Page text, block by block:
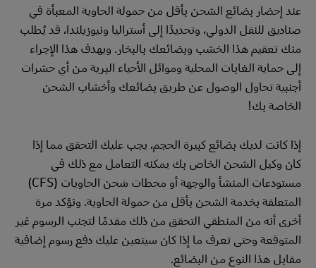
عند إحضار بضائع الشحن بأقل من حمولة الحاوية المعبأة في
صناديق للنقل الدولي، وتحديدًا إلى أستراليا ونيوزيلندا، قد يُطلب
منك تعقيم هذا الخشب وبضائعك بالبخار. ويهدف هذا الإجراء
إلى حماية الغابات المحلية وموائل الأحياء البرية من أي حشرات
أجنبية تحاول الوصول عن طريق بضائعك وأخشاب الشحن
الخاصة بك!
إذا كانت لديك بضائع كبيرة الحجم، يجب عليك التحقق مما إذا
كان وكيل الشحن الخاص بك يمكنه التعامل مع ذلك في
مستودعات المنشأ والوجهة أو محطات شحن الحاويات (CFS)
المتعلقة بخدمة الشحن بأقل من حمولة الحاوية. ونؤكد مرة
أخرى أنه من المنطقي التحقق من ذلك مقدمًا لتجنب الرسوم غير
المتوقعة وحتى تعرف ما إذا كان سيتعين عليك دفع رسوم إضافية
مقابل هذا النوع من البضائع.